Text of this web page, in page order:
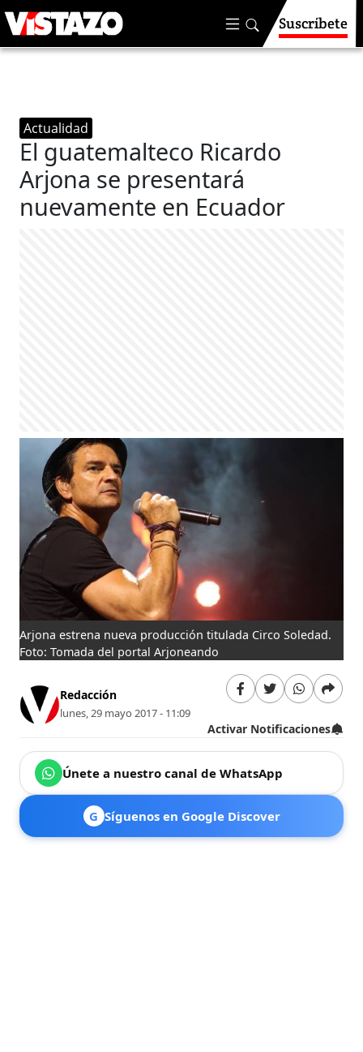
Suscríbete
Actualidad
El guatemalteco Ricardo
Arjona se presentará
nuevamente en Ecuador
Arjona estrena nueva producción titulada Circo Soledad.
Foto: Tomada del portal Arjoneando
Redacción
lunes, 29 mayo 2017 - 11:09
Activar Notificaciones
Únete a nuestro canal de WhatsApp
G Síguenos en Google Discover